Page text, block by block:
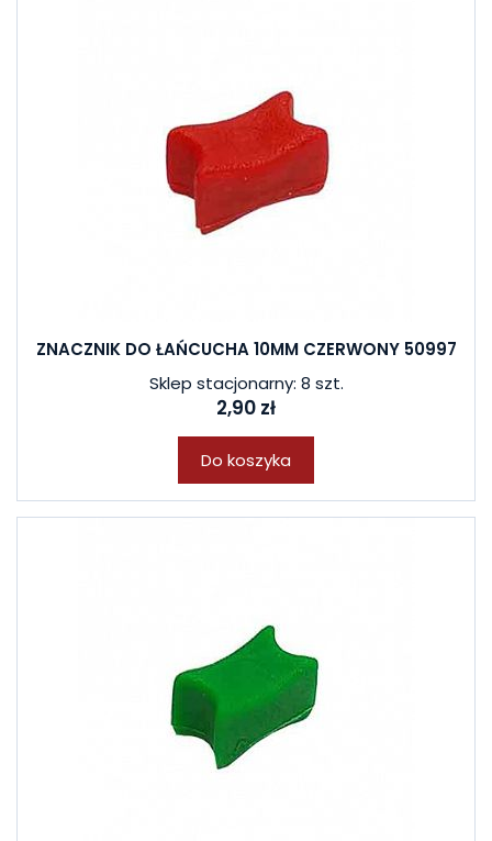
ZNACZNIK DO ŁAŃCUCHA 10MM CZERWONY 50997
Sklep stacjonarny: 8 szt.
2,90 zł
Do koszyka